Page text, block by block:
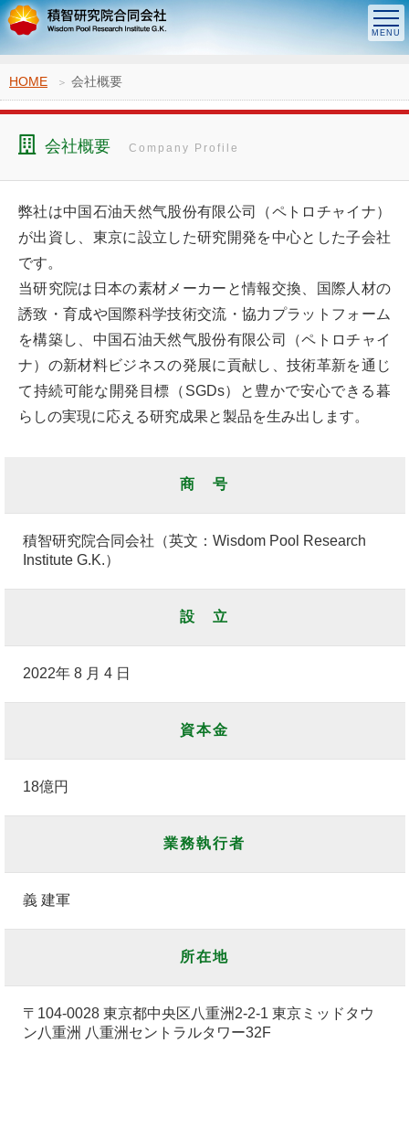
HOME 会社概要
会社概要 Company Profile
弊社は中国石油天然气股份有限公司（ペトロチャイナ）
が出資し、東京に設立した研究開発を中心とした子会社
です。
当研究院は日本の素材メーカーと情報交換、国際人材の
誘致・育成や国際科学技術交流・協力プラットフォーム
を構築し、中国石油天然气股份有限公司（ペトロチャイ
ナ）の新材料ビジネスの発展に貢献し、技術革新を通じ
て持続可能な開発目標（SGDs）と豊かで安心できる暮
らしの実現に応える研究成果と製品を生み出します。
商 号
積智研究院合同会社（英文：Wisdom Pool Research
Institute G.K.）
設 立
2022年 8 月 4 日
資本金
18億円
業務執行者
義 建軍
所在地
〒104-0028 東京都中央区八重洲2-2-1 東京ミッドタウ
ン八重洲 八重洲セントラルタワー32F